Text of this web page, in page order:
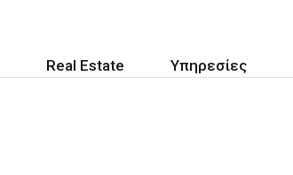
Real Estate Υπηρεσίες